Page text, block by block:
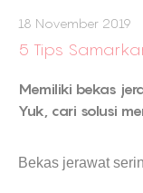
18 November
5 Tips
Memiliki bekas
Yuk, cari solusi
Bekas jerawat